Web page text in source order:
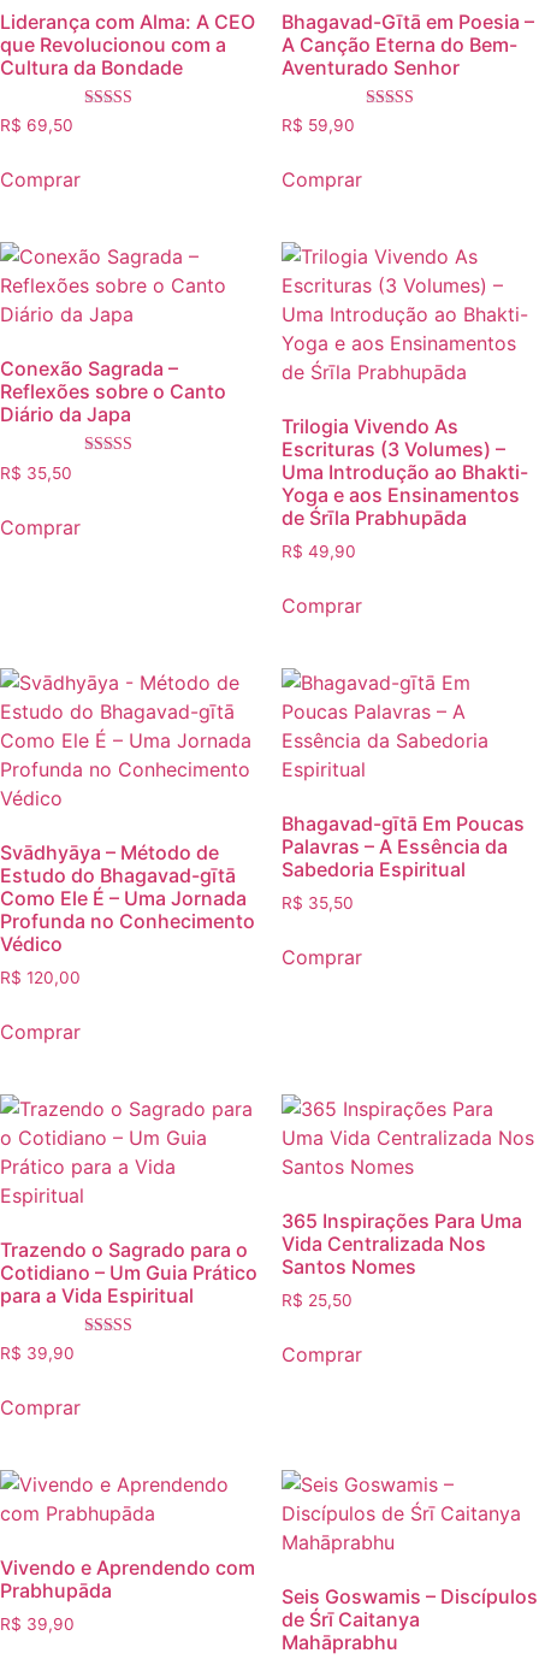
Liderança com Alma: A CEO
que Revolucionou com a
Cultura da Bondade
R$ 69,50
Comprar
Bhagavad-Gītā em Poesia –
A Canção Eterna do Bem-
Aventurado Senhor
R$ 59,90
Comprar
Conexão Sagrada –
Reflexões sobre o Canto
Diário da Japa
R$ 35,50
Comprar
Trilogia Vivendo As
Escrituras (3 Volumes) –
Uma Introdução ao Bhakti-
Yoga e aos Ensinamentos
de Śrīla Prabhupāda
R$ 49,90
Comprar
Svādhyāya – Método de
Estudo do Bhagavad-gītā
Como Ele É – Uma Jornada
Profunda no Conhecimento
Védico
R$ 120,00
Comprar
Bhagavad-gītā Em Poucas
Palavras – A Essência da
Sabedoria Espiritual
R$ 35,50
Comprar
Trazendo o Sagrado para o
Cotidiano – Um Guia Prático
para a Vida Espiritual
R$ 39,90
Comprar
365 Inspirações Para Uma
Vida Centralizada Nos
Santos Nomes
R$ 25,50
Comprar
Vivendo e Aprendendo com
Prabhupāda
R$ 39,90
Seis Goswamis – Discípulos
de Śrī Caitanya
Mahāprabhu